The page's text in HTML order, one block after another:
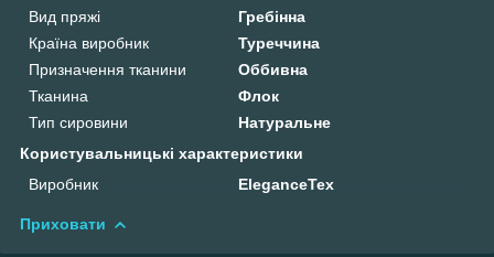
Вид пряжі
Гребінна
Країна виробник
Туреччина
Призначення тканини
Оббивна
Тканина
Флок
Тип сировини
Натуральне
Користувальницькі характеристики
Виробник
EleganceTex
Приховати